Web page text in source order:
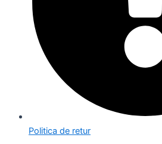
Politica de retur